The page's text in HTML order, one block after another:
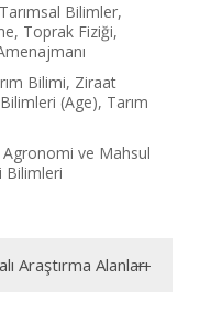
Tarımsal Bilimler,
Toprak Fiziği,
Bilimi, Ziraat
(Age), Tarım
Agronomi ve Mahsul
Bilimleri
Araştırma Alanları